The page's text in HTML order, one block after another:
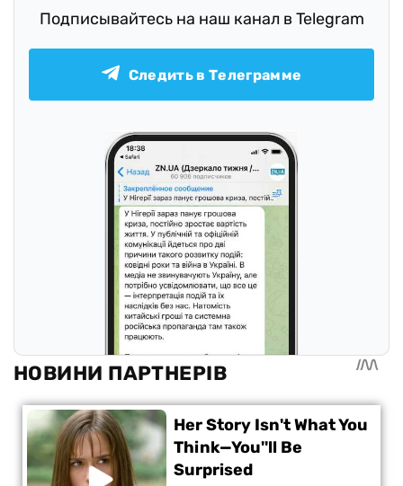
Подписывайтесь на наш канал в Telegram
Следить в Телеграмме